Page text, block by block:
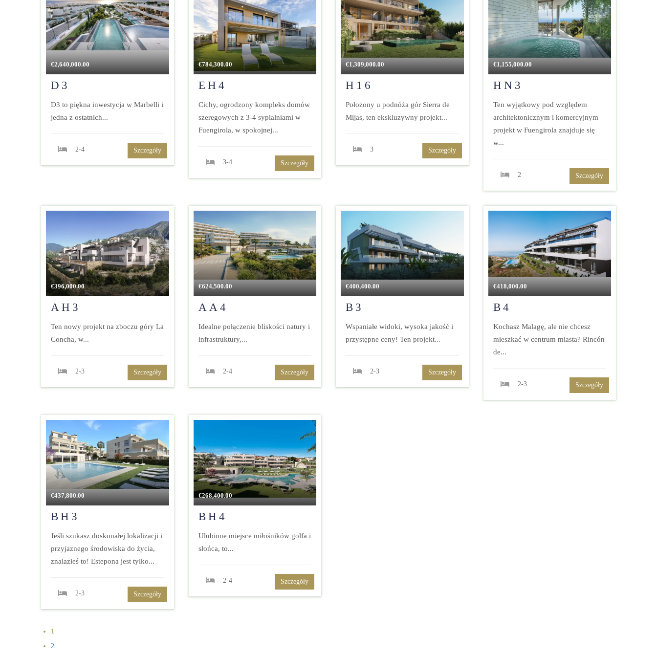
€2,640,000.00
D3
D3 to piękna inwestycja w Marbelli i
jedna z ostatnich...
2-4 Szczegóły
€784,300.00
EH4
Cichy, ogrodzony kompleks domów
szeregowych z 3-4 sypialniami w
Fuengirola, w spokojnej...
3-4 Szczegóły
€1,309,000.00
H16
Położony u podnóża gór Sierra de
Mijas, ten ekskluzywny projekt...
3 Szczegóły
€1,155,000.00
HN3
Ten wyjątkowy pod względem
architektonicznym i komercyjnym
projekt w Fuengirola znajduje się
w...
2 Szczegóły
€396,000.00
AH3
Ten nowy projekt na zboczu góry La
Concha, w...
2-3 Szczegóły
€624,500.00
AA4
Idealne połączenie bliskości natury i
infrastruktury,...
2-4 Szczegóły
€400,400.00
B3
Wspaniałe widoki, wysoka jakość i
przystępne ceny! Ten projekt...
2-3 Szczegóły
€418,000.00
B4
Kochasz Malagę, ale nie chcesz
mieszkać w centrum miasta? Rincón
de...
2-3 Szczegóły
€437,800.00
BH3
Jeśli szukasz doskonałej lokalizacji i
przyjaznego środowiska do życia,
znalazłeś to! Estepona jest tylko...
2-3 Szczegóły
€268,400.00
BH4
Ulubione miejsce miłośników golfa i
słońca, to...
2-4 Szczegóły
1
2